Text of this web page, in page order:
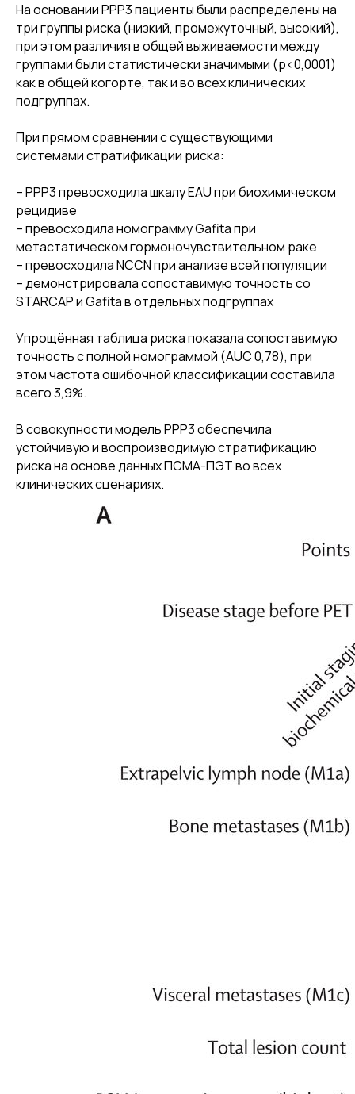
На основании PPP3 пациенты были распределены на
три группы риска (низкий, промежуточный, высокий),
при этом различия в общей выживаемости между
группами были статистически значимыми (p<0,0001)
как в общей когорте, так и во всех клинических
подгруппах.
При прямом сравнении с существующими
системами стратификации риска:
– PPP3 превосходила шкалу EAU при биохимическом
рецидиве
– превосходила номограмму Gafita при
метастатическом гормоночувствительном раке
– превосходила NCCN при анализе всей популяции
– демонстрировала сопоставимую точность со
STARCAP и Gafita в отдельных подгруппах
Упрощённая таблица риска показала сопоставимую
точность с полной номограммой (AUC 0,78), при
этом частота ошибочной классификации составила
всего 3,9%.
В совокупности модель PPP3 обеспечила
устойчивую и воспроизводимую стратификацию
риска на основе данных ПСМА-ПЭТ во всех
клинических сценариях.